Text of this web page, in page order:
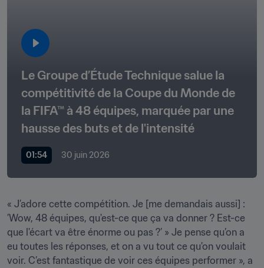
Le Groupe d’Étude Technique salue la
compétitivité de la Coupe du Monde de
la FIFA™ à 48 équipes, marquée par une
hausse des buts et de l'intensité
01:54 30 juin 2026
« J’adore cette compétition. Je [me demandais aussi] :
’Wow, 48 équipes, qu'est-ce que ça va donner ? Est-ce
que l'écart va être énorme ou pas ?’ » Je pense qu’on a
eu toutes les réponses, et on a vu tout ce qu'on voulait
voir. C’est fantastique de voir ces équipes performer », a